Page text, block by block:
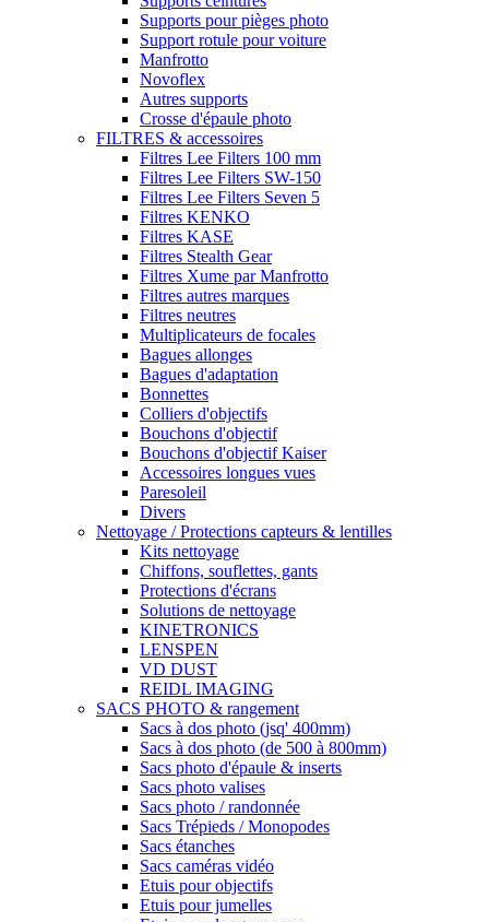
Supports pour pièges photo
Support rotule pour voiture
Manfrotto
Novoflex
Autres supports
Crosse d'épaule photo
FILTRES & accessoires
Filtres Lee Filters 100 mm
Filtres Lee Filters SW-150
Filtres Lee Filters Seven 5
Filtres KENKO
Filtres KASE
Filtres Stealth Gear
Filtres Xume par Manfrotto
Filtres autres marques
Filtres neutres
Multiplicateurs de focales
Bagues allonges
Bagues d'adaptation
Bonnettes
Colliers d'objectifs
Bouchons d'objectif
Bouchons d'objectif Kaiser
Accessoires longues vues
Paresoleil
Divers
Nettoyage / Protections capteurs & lentilles
Kits nettoyage
Chiffons, souflettes, gants
Protections d'écrans
Solutions de nettoyage
KINETRONICS
LENSPEN
VD DUST
REIDL IMAGING
SACS PHOTO & rangement
Sacs à dos photo (jsq' 400mm)
Sacs à dos photo (de 500 à 800mm)
Sacs photo d'épaule & inserts
Sacs photo valises
Sacs photo / randonnée
Sacs Trépieds / Monopodes
Sacs étanches
Sacs caméras vidéo
Etuis pour objectifs
Etuis pour jumelles